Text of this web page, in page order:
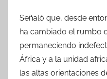
Señaló que, desde
ha cambiado el rumbo
permaneciendo
África y a la unidad
las altas orientaciones